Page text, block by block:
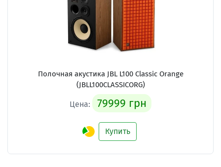
Полочная акустика JBL L100 Classic Orange
(JBLL100CLASSICORG)
Цена: 79999 грн
Купить